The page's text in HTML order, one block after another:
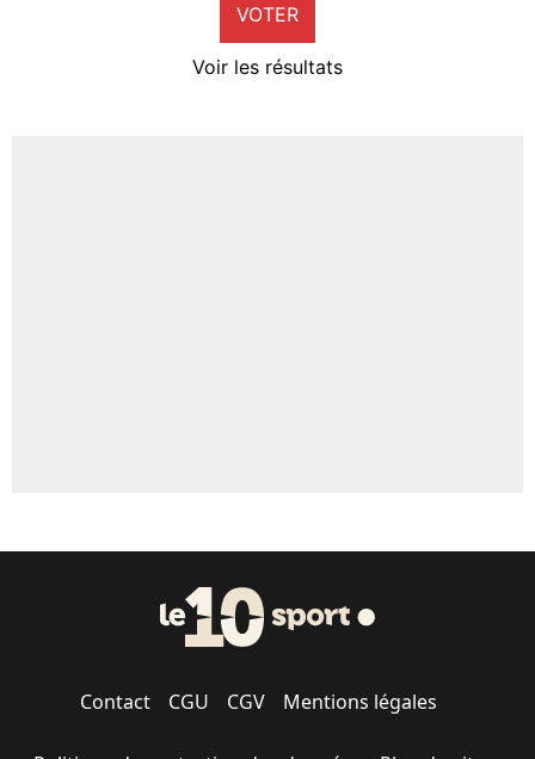
VOTER
Voir les résultats
Contact CGU CGV Mentions légales